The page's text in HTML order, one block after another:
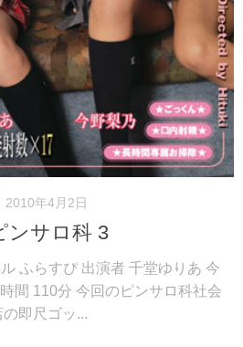
2010年4月2日
ンサロ科 3
ふらすぴ 出演者 千堂ゆりあ 今
間 110分 今回のピンサロ科社会
即尺ゴッ...